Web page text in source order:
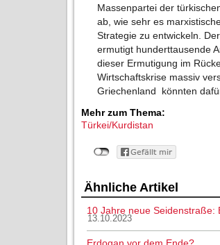
Massenpartei der
ab, wie sehr es
Strategie zu entwickeln.
ermutigt hunderttausende
dieser Ermutigung im
Wirtschaftskrise massiv
Griechenland könnten
Mehr zum Thema:
Türkei/Kurdistan
Ähnliche Artikel
10 Jahre neue Seidenstraße:
13.10.2023